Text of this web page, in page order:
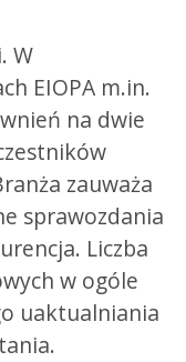
W
EIOPA m.in.
na dwie
zauważa
sprawozdania
Liczba
w ogóle
uaktualniania